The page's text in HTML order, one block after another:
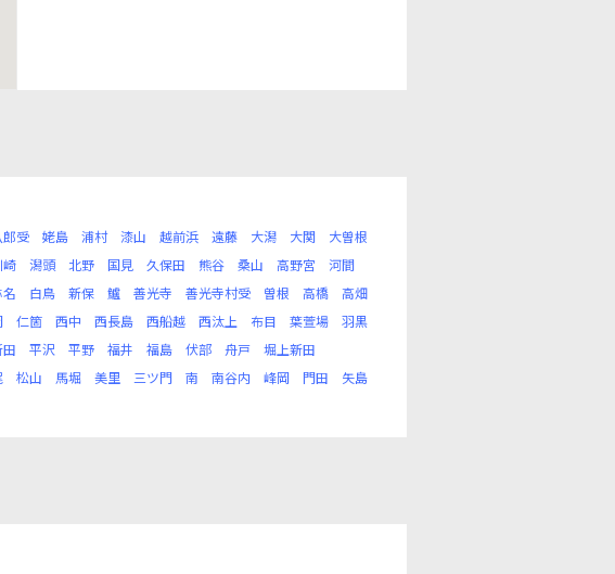
郎受 姥島 浦村 漆山 越前浜 遠藤 大潟 大関
大曽根
崎 潟頭 北野 国見 久保田 熊谷 桑山 高野宮
河間
白鳥 新保 鱸 善光寺 善光寺村受 曽根 高橋
高畑
仁箇 西中 西長島 西船越 西汰上 布目 葉萱場
羽黒
平沢 平野 福井 福島 伏部 舟戸
堀上新田
松山 馬堀 美里 三ツ門 南 南谷内 峰岡 門田
矢島